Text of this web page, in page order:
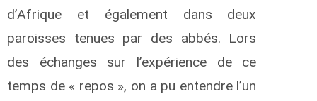
d’Afrique et également dans deux
paroisses tenues par des abbés. Lors
des échanges sur l’expérience de ce
temps de « repos », on a pu entendre l’un